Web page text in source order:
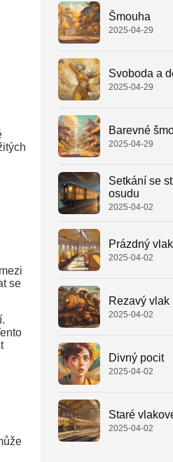
se
Šmouha
2025-04-29
Svoboda a
2025-04-29
Barevné
2025-04-29
Setkání se
osudu
2025-04-02
Prázdný vlak
2025-04-02
Rezavý vlak
2025-04-02
Divný pocit
2025-04-02
Staré
2025-04-02